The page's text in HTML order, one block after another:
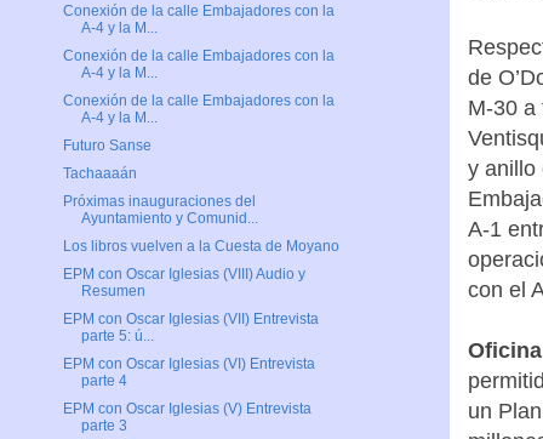
de
M-30 a
y anillo
A-1
con el
un
Conexión de la calle Embajadores con la
A-4 y la M...
Conexión de la calle Embajadores con la
A-4 y la M...
Conexión de la calle Embajadores con la
A-4 y la M...
Futuro Sanse
Tachaaaán
Próximas inauguraciones del
Ayuntamiento y Comunid...
Los libros vuelven a la Cuesta de Moyano
EPM con Oscar Iglesias (VIII) Audio y
Resumen
EPM con Oscar Iglesias (VII) Entrevista
parte 5: ú...
EPM con Oscar Iglesias (VI) Entrevista
parte 4
EPM con Oscar Iglesias (V) Entrevista
parte 3